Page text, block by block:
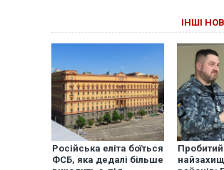
ІНШІ
Російська еліта боїться
ФСБ, яка дедалі більше
Пробитий